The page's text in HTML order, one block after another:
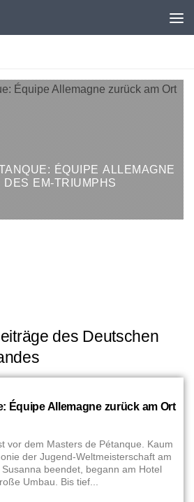
ÉQUIPE ALLEMAGNE
EM-TRIUMPHS
des Deutschen
Équipe Allemagne zurück am Ort
vor dem Masters de Pétanque. Kaum
der Jugend-Weltmeisterschaft am
beendet, begann am Hotel
Umbau. Bis tief...